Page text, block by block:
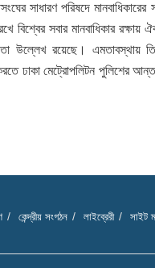
সাধারণ পরিষদে
বিশ্বের সবার মানবাধিকার
তা উল্লেখ রয়েছে। এমতাবস্থায়
ঢাকা মেট্রোপলিটন পুলিশের
কেন্দ্রীয় সংগঠন লাইব্রেরী সাইট